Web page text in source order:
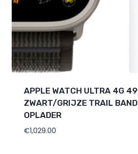
APPLE WATCH ULTRA 4G
ZWART/GRIJZE TRAIL
OPLADER
€1,029.00